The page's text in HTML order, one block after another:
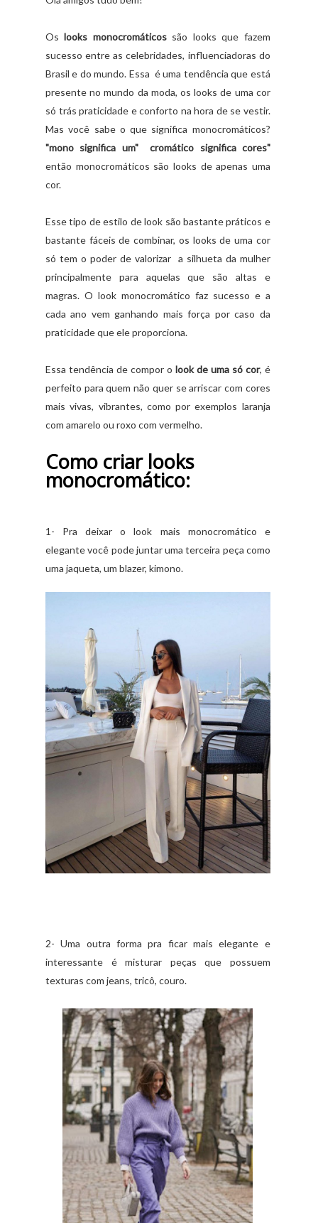
Oslooks monocromáticossão looks que fazem
sucesso entre as celebridades, influenciadoras do
Brasil e do mundo. Essa é uma tendência que está
presente no mundo da moda, os looks de uma cor
só trás praticidade e conforto na hora de se vestir.
Mas você sabe o que significa monocromáticos?
"mono significa um" cromático significa cores"
então monocromáticos são looks de apenas uma
cor.
Esse tipo de estilo de look são bastante práticos e
bastante fáceis de combinar, os looks de uma cor
só tem o poder de valorizar a silhueta da mulher
principalmente para aquelas que são altas e
magras. O look monocromático faz sucesso e a
cada ano vem ganhando mais força por caso da
praticidade que ele proporciona.
Essa tendência de compor o look de uma só cor, é
perfeito para quem não quer se arriscar com cores
mais vivas, vibrantes, como por exemplos laranja
com amarelo ou roxo com vermelho.
Como criar looks
monocromático:
1- Pra deixar o look mais monocromático e
elegante você pode juntar uma terceira peça como
uma jaqueta, um blazer, kimono.
2- Uma outra forma pra ficar mais elegante e
interessante é misturar peças que possuem
texturas com jeans, tricô, couro.